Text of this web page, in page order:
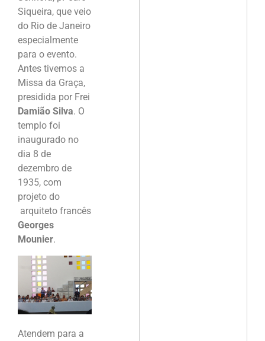
Siqueira, que veio
do Rio de Janeiro
especialmente
para o evento.
Antes tivemos a
Missa da Graça,
presidida por Frei
Damião Silva. O
templo foi
inaugurado no
dia 8 de
dezembro de
1935, com
projeto do
arquiteto francês
Georges
Mounier.
Atendem para a